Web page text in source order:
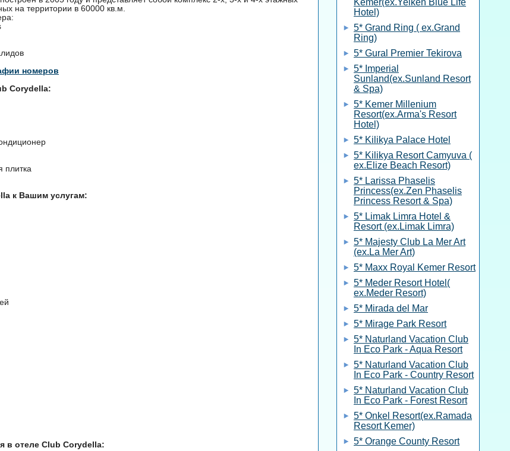
на территории в 60000 кв.м.
номеров
Corydella:
плитка
к Вашим услугам:
в отеле Club Corydella:
Kemer(ex.Yelken Blue Life
Hotel)
5* Grand Ring ( ex.Grand
Ring)
5* Gural Premier Tekirova
5* Imperial
Sunland(ex.Sunland Resort
& Spa)
5* Kemer Millenium
Resort(ex.Arma's Resort
Hotel)
5* Kilikya Palace Hotel
5* Kilikya Resort Camyuva (
ex.Elize Beach Resort)
5* Larissa Phaselis
Princess(ex.Zen Phaselis
Princess Resort & Spa)
5* Limak Limra Hotel &
Resort (ex.Limak Limra)
5* Majesty Club La Mer Art
(ex.La Mer Art)
5* Maxx Royal Kemer Resort
5* Meder Resort Hotel(
ex.Meder Resort)
5* Mirada del Mar
5* Mirage Park Resort
5* Naturland Vacation Club
In Eco Park - Aqua Resort
5* Naturland Vacation Club
In Eco Park - Country Resort
5* Naturland Vacation Club
In Eco Park - Forest Resort
5* Onkel Resort(ex.Ramada
Resort Kemer)
5* Orange County Resort